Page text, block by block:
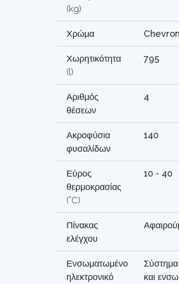
(kg)
Χρώμα Chevron
Χωρητικότητα
(l)
795
Αριθμός
θέσεων
4
Ακροφύσια
φυσαλίδων
140
Εύρος
θερμοκρασίας
(°C)
10 - 40
Πίνακας
ελέγχου
Ενσωματωμένο
ηλεκτρονικό
και